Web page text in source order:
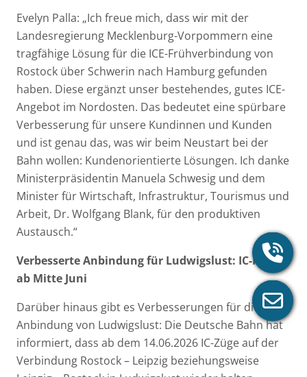
Evelyn Palla: „Ich freue mich, dass wir mit der
Landesregierung Mecklenburg-Vorpommern eine
tragfähige Lösung für die ICE-Frühverbindung von
Rostock über Schwerin nach Hamburg gefunden
haben. Diese ergänzt unser bestehendes, gutes ICE-
Angebot im Nordosten. Das bedeutet eine spürbare
Verbesserung für unsere Kundinnen und Kunden
und ist genau das, was wir beim Neustart bei der
Bahn wollen: Kundenorientierte Lösungen. Ich danke
Ministerpräsidentin Manuela Schwesig und dem
Minister für Wirtschaft, Infrastruktur, Tourismus und
Arbeit, Dr. Wolfgang Blank, für den produktiven
Austausch.“
Verbesserte Anbindung für Ludwigslust: IC-Halte
ab Mitte Juni
Darüber hinaus gibt es Verbesserungen für die
Anbindung von Ludwigslust: Die Deutsche Bahn hat
informiert, dass ab dem 14.06.2026 IC-Züge auf der
Verbindung Rostock – Leipzig beziehungsweise